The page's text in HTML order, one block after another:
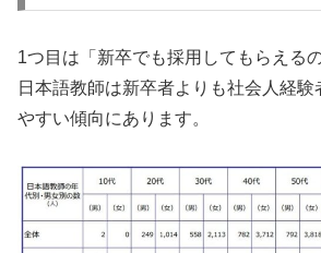
1つ目は「新卒でも採用してもらえる
日本語教師は新卒者よりも社会人経
やすい傾向にあります。